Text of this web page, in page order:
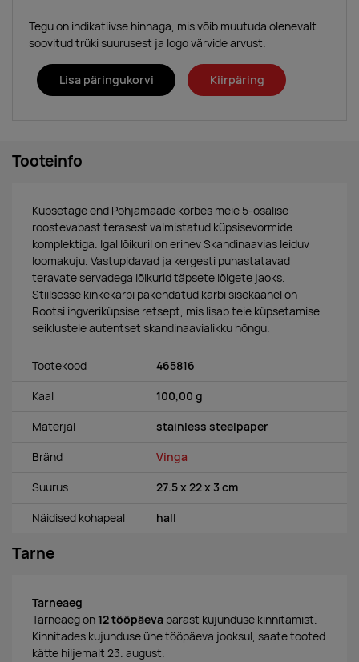
Tegu on indikatiivse hinnaga, mis võib muutuda olenevalt
soovitud trüki suurusest ja logo värvide arvust.
Lisa päringukorvi Kiirpäring
Tooteinfo
Küpsetage end Põhjamaade kõrbes meie 5-osalise
roostevabast terasest valmistatud küpsisevormide
komplektiga. Igal lõikuril on erinev Skandinaavias leiduv
loomakuju. Vastupidavad ja kergesti puhastatavad
teravate servadega lõikurid täpsete lõigete jaoks.
Stiilsesse kinkekarpi pakendatud karbi sisekaanel on
Rootsi ingveriküpsise retsept, mis lisab teie küpsetamise
seiklustele autentset skandinaavialikku hõngu.
Tootekood 465816
Kaal 100,00 g
Materjal stainless steelpaper
Bränd Vinga
Suurus 27.5 x 22 x 3 cm
Näidised kohapeal hall
Tarne
Tarneaeg
Tarneaeg on 12 tööpäeva pärast kujunduse kinnitamist.
Kinnitades kujunduse ühe tööpäeva jooksul, saate tooted
kätte hiljemalt 23. august.